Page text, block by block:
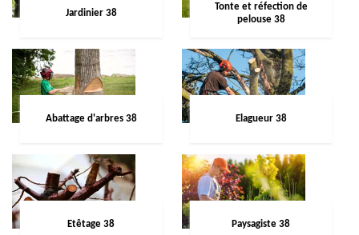
Jardinier 38
Tonte et réfection de
pelouse 38
Abattage d'arbres 38 Elagueur 38
Etêtage 38 Paysagiste 38